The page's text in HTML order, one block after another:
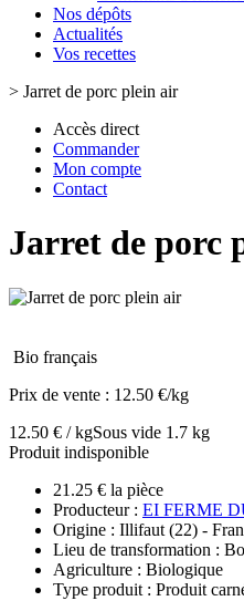
Nos dépôts
Actualités
Vos recettes
> Jarret de porc plein air
Accès direct
Commander
Mon compte
Contact
Jarret de porc
Bio français
Prix de vente : 12.50 €/kg
12.50 € / kgSous vide 1.7 kg
Produit indisponible
21.25 € la pièce
Producteur : EI FERME
Origine : Illifaut (22) -
Lieu de transformation :
Agriculture : Biologique
Type produit : Produit